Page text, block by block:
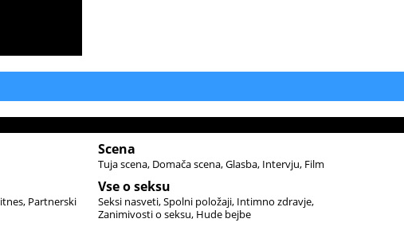
Partnerski
Scena
Tuja scena Domača scena Glasba Intervju Film
Vse o seksu
Seksi nasveti Spolni položaji Intimno zdravje
Zanimivosti o seksu Hude bejbe